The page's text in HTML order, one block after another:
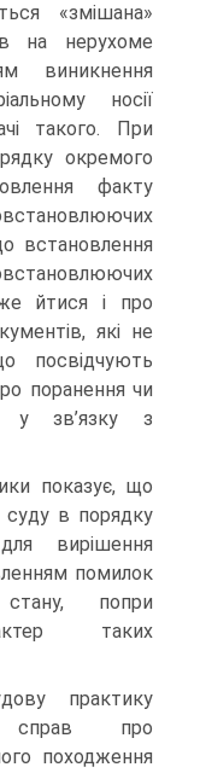
«змішана»
на нерухоме
виникнення
носії
такого. При
окремого
факту
встановлення
йтися і про
які не
посвідчують
поранення чи
у зв’язку з
показує, що
в порядку
вирішення
помилок
попри
таких
практику
справ про
походження